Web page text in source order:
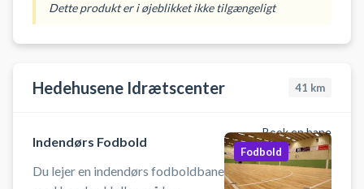
Dette produkt er i øjeblikket ikke tilgængeligt
Hedehusene Idrætscenter 41 km
Book en bane
Indendørs Fodbold
Du lejer en indendørs fodboldbane
Fodbold